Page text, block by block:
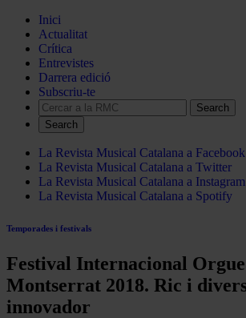
Inici
Actualitat
Crítica
Entrevistes
Darrera edició
Subscriu-te
Search
La Revista Musical Catalana a Facebook
La Revista Musical Catalana a Twitter
La Revista Musical Catalana a Instagram
La Revista Musical Catalana a Spotify
Temporades i festivals
Festival Internacional
Montserrat 2018. Ric i
innovador